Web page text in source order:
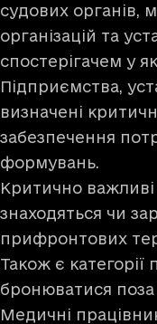
судових органів,
організацій та
спостерігачем у
Підприємства,
визначені
забезпечення
формувань.
Критично важливі
знаходяться чи
прифронтових
Також є категорії
бронюватися поза
Медичні